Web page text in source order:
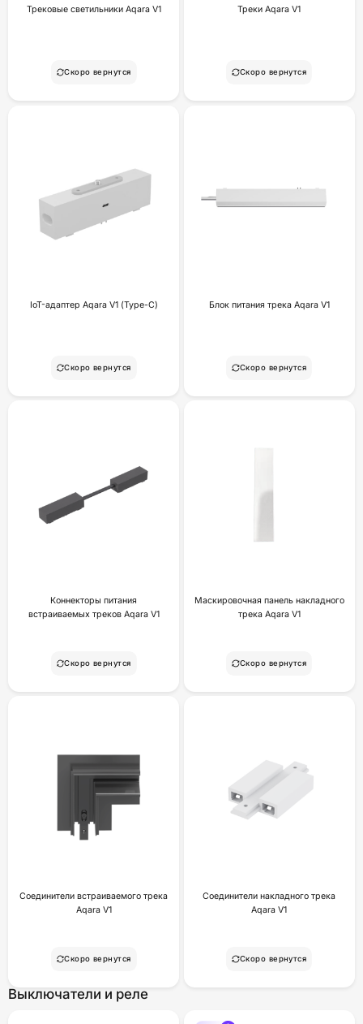
Трековые светильники Aqara V1
Скоро вернутся
Треки Aqara V1
Скоро вернутся
IoT-адаптер Aqara V1 (Type-C)
Скоро вернутся
Блок питания трека Aqara V1
Скоро вернутся
Коннекторы питания
встраиваемых треков Aqara V1
Скоро вернутся
Маскировочная панель накладного
трека Aqara V1
Скоро вернутся
Соединители встраиваемого трека
Aqara V1
Скоро вернутся
Соединители накладного трека
Aqara V1
Скоро вернутся
Выключатели и реле